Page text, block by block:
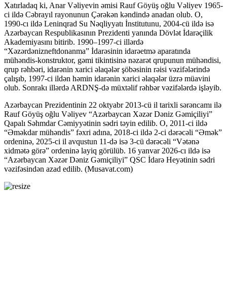
Xatırladaq ki, Anar Vəliyevin əmisi Rauf Göyüş oğlu Vəliyev 1965-
ci ildə Cəbrayıl rayonunun Çərəkən kəndində anadan olub. O,
1990-cı ildə Leninqrad Su Nəqliyyatı İnstitutunu, 2004-cü ildə isə
Azərbaycan Respublikasının Prezidenti yanında Dövlət İdarəçilik
Akademiyasını bitirib. 1990–1997-ci illərdə
“Xəzərdənizneftdonanma” İdarəsinin idarəetmə aparatında
mühəndis-konstruktor, gəmi tikintisinə nəzarət qrupunun mühəndisi,
qrup rəhbəri, idarənin xarici əlaqələr şöbəsinin rəisi vəzifələrində
çalışıb, 1997-ci ildən həmin idarənin xarici əlaqələr üzrə müavini
olub. Sonrakı illərdə ARDNŞ-də müxtəlif rəhbər vəzifələrdə işləyib.
Azərbaycan Prezidentinin 22 oktyabr 2013-cü il tarixli sərəncamı ilə
Rauf Göyüş oğlu Vəliyev “Azərbaycan Xəzər Dəniz Gəmiçiliyi”
Qapalı Səhmdar Cəmiyyətinin sədri təyin edilib. O, 2011-ci ildə
“Əməkdar mühəndis” fəxri adına, 2018-ci ildə 2-ci dərəcəli “Əmək”
ordeninə, 2025-ci il avqustun 11-də isə 3-cü dərəcəli “Vətənə
xidmətə görə” ordeninə layiq görülüb. 16 yanvar 2026-cı ildə isə
“Azərbaycan Xəzər Dəniz Gəmiçiliyi” QSC İdarə Heyətinin sədri
vəzifəsindən azad edilib. (Musavat.com)